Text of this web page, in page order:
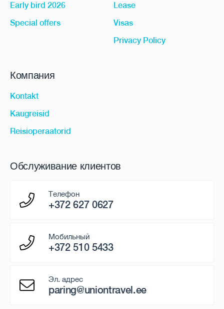
Early bird 2026
Special offers
Lease
Visas
Privacy Policy
Компания
Kontakt
Kaugreisid
Reisioperaatorid
Обслуживание клиентов
Телефон
+372 627 0627
Мобильный
+372 510 5433
Эл. адрес
paring@uniontravel.ee